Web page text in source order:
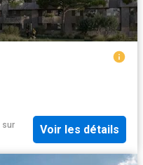
sur
Voir les détails